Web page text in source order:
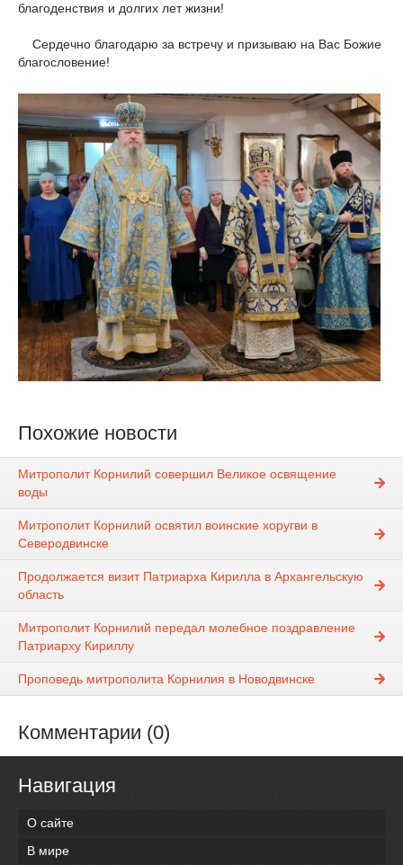
благоденствия и долгих лет жизни!
Сердечно благодарю за встречу и призываю на Вас Божие
благословение!
Похожие новости
Митрополит Корнилий совершил Великое освящение
воды
Митрополит Корнилий освятил воинские хоругви в
Северодвинске
Продолжается визит Патриарха Кирилла в Архангельскую
область
Митрополит Корнилий передал молебное поздравление
Патриарху Кириллу
Проповедь митрополита Корнилия в Новодвинске
Комментарии (0)
Навигация
О сайте
В мире